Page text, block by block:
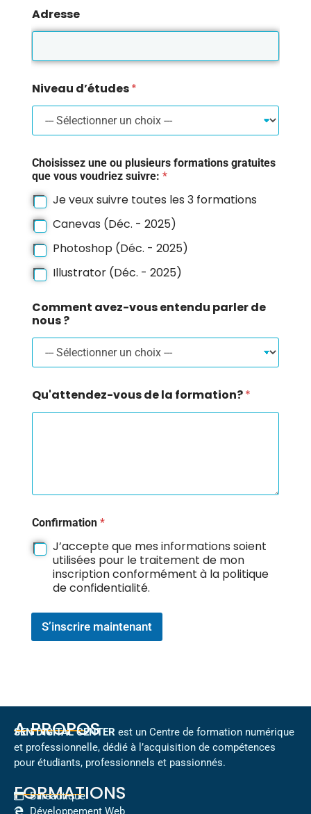
Adresse
Niveau d’études*
Choisissez une ou plusieurs formations gratuites
que vous voudriez suivre: *
Je veux suivre toutes les 3 formations
Canevas (Déc. - 2025)
Photoshop (Déc. - 2025)
Illustrator (Déc. - 2025)
Comment avez-vous entendu parler de
nous ?
Qu'attendez-vous de la formation?*
Confirmation *
J’accepte que mes informations soient
utilisées pour le traitement de mon
inscription conformément à la politique
de confidentialité.
S’inscrire maintenant
A PROPOS
SEN DIGITAL CENTER est un Centre de formation numérique
et professionnelle, dédié à l’acquisition de compétences
pour étudiants, professionnels et passionnés.
FORMATIONS
Bureautique
Développement Web